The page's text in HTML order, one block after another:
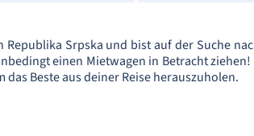
Srpska und bist auf der Suche
einen Mietwagen in Betracht
Beste aus deiner Reise herauszuholen.